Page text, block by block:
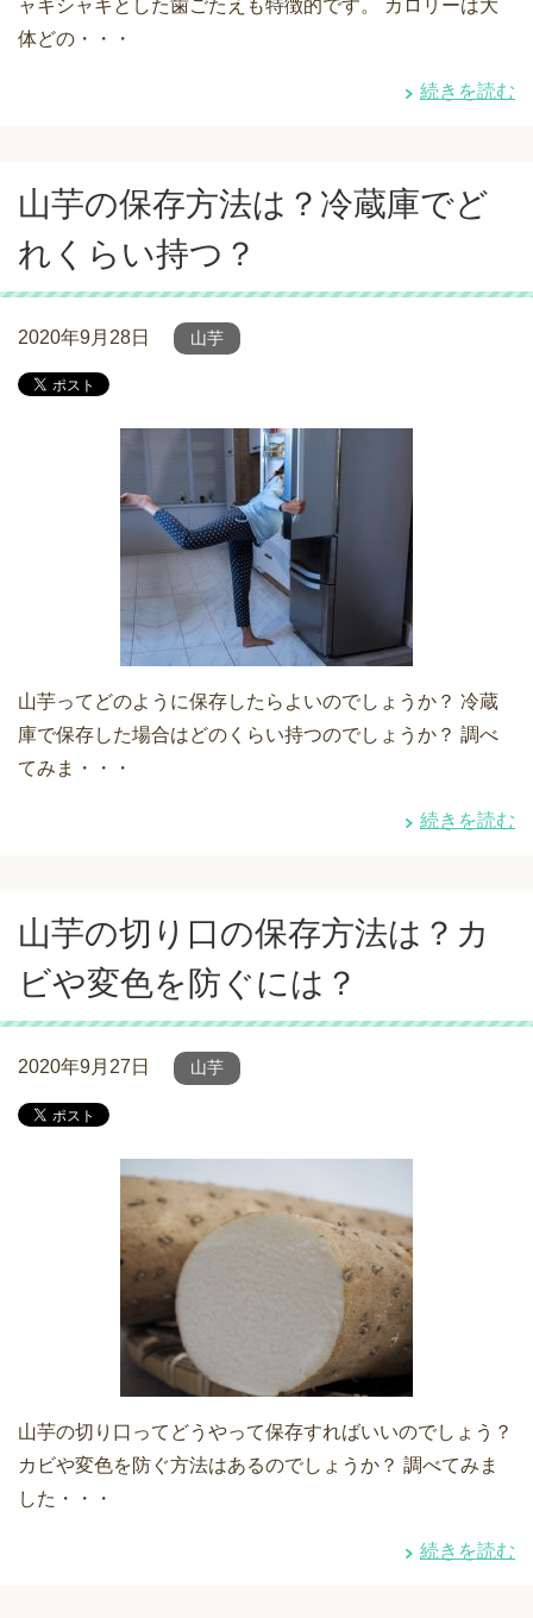
ャキシャキとした歯ごたえも特徴的です。 カロリーは大
体どの・・・
続きを読む
山芋の保存方法は？冷蔵庫でど
れくらい持つ？
2020年9月28日 山芋
山芋ってどのように保存したらよいのでしょうか？ 冷蔵
庫で保存した場合はどのくらい持つのでしょうか？ 調べ
てみま・・・
続きを読む
山芋の切り口の保存方法は？カ
ビや変色を防ぐには？
2020年9月27日 山芋
山芋の切り口ってどうやって保存すればいいのでしょう？
カビや変色を防ぐ方法はあるのでしょうか？ 調べてみま
した・・・
続きを読む